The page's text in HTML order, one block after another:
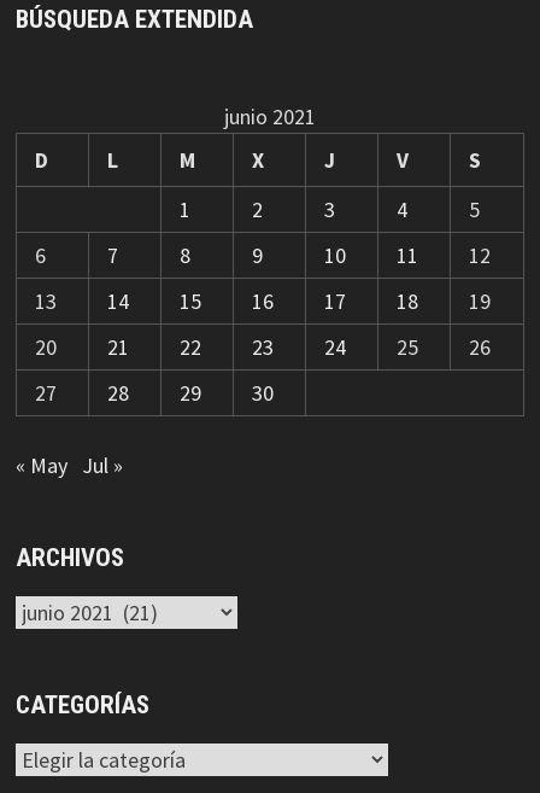
BÚSQUEDA EXTENDIDA
junio 2021
D
L M X J V
S
1
2 3 4
5
6
7 8 9 10 11
12
13
14 15 16 17 18
19
20
21 22 23 24 25
26
27
28 29 30
« May Jul »
ARCHIVOS
Archivos
CATEGORÍAS
Categorías